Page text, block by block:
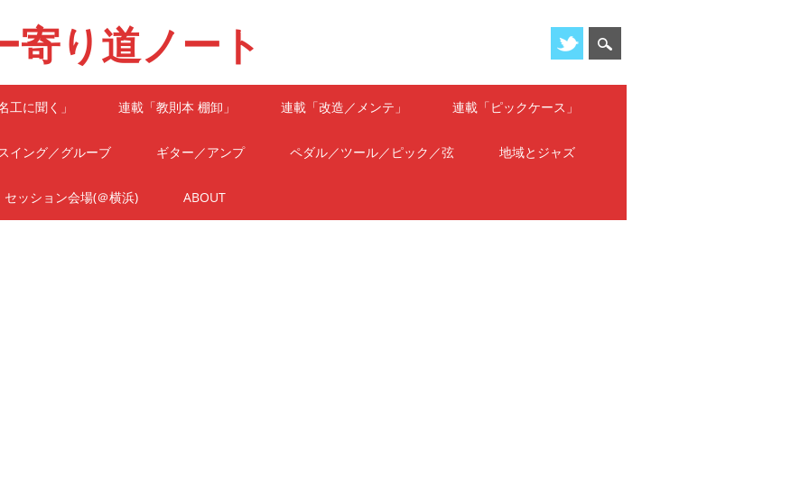
寄り道ノート
工に聞く」 連載「教則本 棚卸」 連載「改造／メンテ」 連載「ピックケース」
イング／グルーブ ギター／アンプ ペダル／ツール／ピック／弦 地域とジャズ
セッション会場(＠横浜) ABOUT